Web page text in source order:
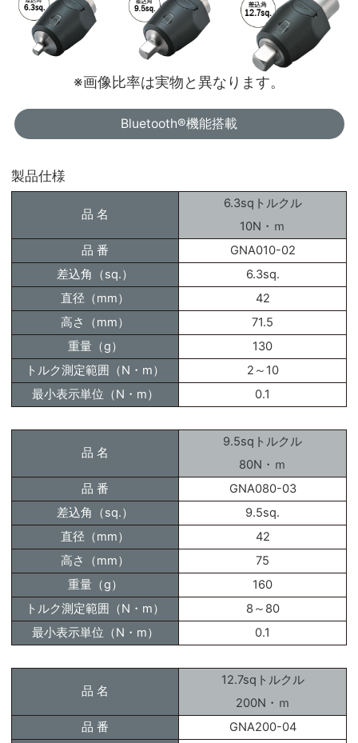
※画像比率は実物と異なります。
Bluetooth®機能搭載
製品仕様
品 名
6.3sqトルクル
10N・ｍ
品 番
GNA010-02
差込角（sq.）
6.3sq.
直径（mm）
42
高さ（mm）
71.5
重量（g）
130
トルク測定範囲（N・m）
2～10
最小表示単位（N・m）
0.1
品 名
9.5sqトルクル
80N・ｍ
品 番
GNA080-03
差込角（sq.）
9.5sq.
直径（mm）
42
高さ（mm）
75
重量（g）
160
トルク測定範囲（N・m）
8～80
最小表示単位（N・m）
0.1
品 名
12.7sqトルクル
200N・ｍ
品 番
GNA200-04